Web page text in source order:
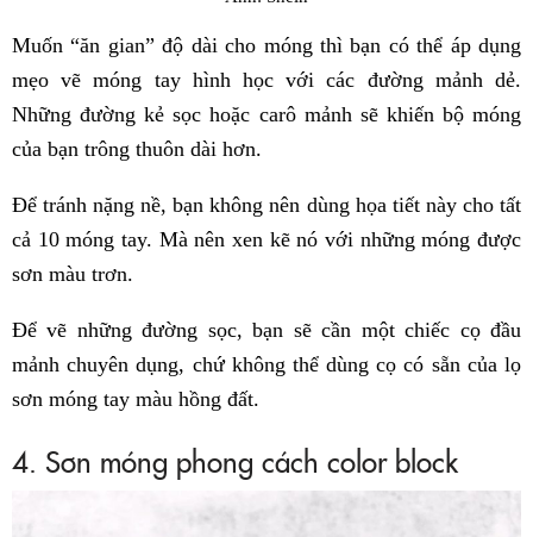
Muốn “ăn gian” độ dài cho móng thì bạn có thể áp dụng
mẹo vẽ móng tay hình học với các đường mảnh dẻ.
Những đường kẻ sọc hoặc carô mảnh sẽ khiến bộ móng
của bạn trông thuôn dài hơn.
Để tránh nặng nề, bạn không nên dùng họa tiết này cho tất
cả 10 móng tay. Mà nên xen kẽ nó với những móng được
sơn màu trơn.
Để vẽ những đường sọc, bạn sẽ cần một chiếc cọ đầu
mảnh chuyên dụng, chứ không thể dùng cọ có sẵn của lọ
sơn móng tay màu hồng đất.
4. Sơn móng phong cách color block